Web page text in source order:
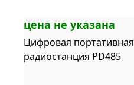
цена не указана
Цифровая портативная
радиостанция PD485